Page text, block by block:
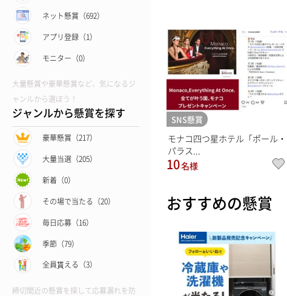
ネット懸賞（692）
アプリ登録（1）
モニター（0）
大量懸賞や豪華懸賞など、気になるジ
ャンルから選ぼう！
ジャンルから懸賞を探す
豪華懸賞（217）
大量当選（205）
新着（0）
その場で当たる（20）
毎日応募（16）
季節（79）
全員貰える（3）
締切間近の懸賞を探して応募漏れを防
SNS懸賞
モナコ四つ星ホテル「ポール・
パラス...
10名様
おすすめの懸賞